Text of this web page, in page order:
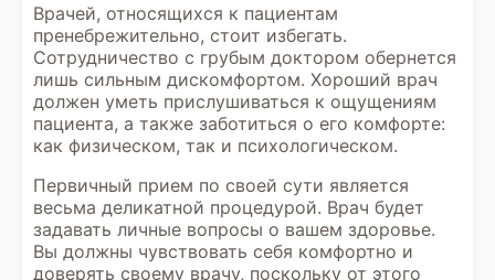
Врачей, относящихся к пациентам
пренебрежительно, стоит избегать.
Сотрудничество с грубым доктором обернется
лишь сильным дискомфортом. Хороший врач
должен уметь прислушиваться к ощущениям
пациента, а также заботиться о его комфорте:
как физическом, так и психологическом.
Первичный прием по своей сути является
весьма деликатной процедурой. Врач будет
задавать личные вопросы о вашем здоровье.
Вы должны чувствовать себя комфортно и
доверять своему врачу, поскольку от этого